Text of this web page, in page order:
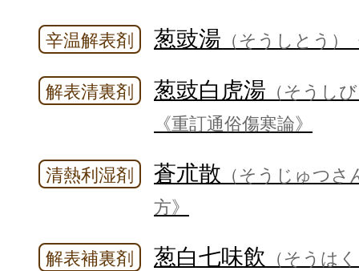
辛温解表剤 葱豉湯 （そうしとう）
解表清裏剤 葱豉白虎湯 （そうし
《重訂通俗傷寒論》
清熱利湿剤 蒼朮散 （そうじゅつさ
方》
解表補裏剤 葱白七味飲 （そうは